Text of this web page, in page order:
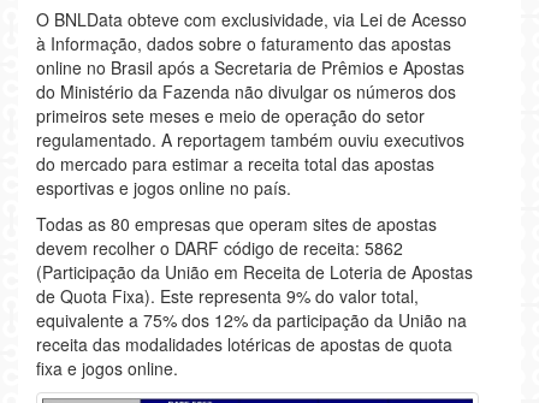
O BNLData obteve com exclusividade, via Lei de Acesso
à Informação, dados sobre o faturamento das apostas
online no Brasil após a Secretaria de Prêmios e Apostas
do Ministério da Fazenda não divulgar os números dos
primeiros sete meses e meio de operação do setor
regulamentado. A reportagem também ouviu executivos
do mercado para estimar a receita total das apostas
esportivas e jogos online no país.
Todas as 80 empresas que operam sites de apostas
devem recolher o DARF código de receita: 5862
(Participação da União em Receita de Loteria de Apostas
de Quota Fixa). Este representa 9% do valor total,
equivalente a 75% dos 12% da participação da União na
receita das modalidades lotéricas de apostas de quota
fixa e jogos online.